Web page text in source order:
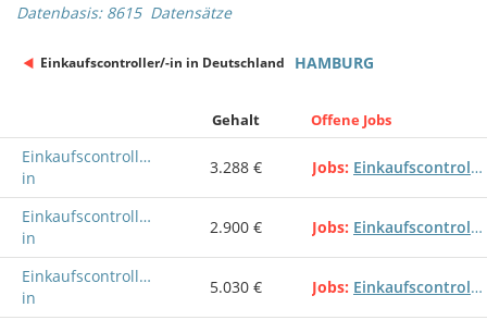
Datenbasis: 8615 Datensätze
Einkaufscontroller/-in in Deutschland HAMBURG
Gehalt Offene Jobs
Einkaufscontroller/-
in
3.288 € Jobs Einkaufscontroller/-in
Einkaufscontroller/-
in
2.900 € Jobs Einkaufscontroller/-in
Einkaufscontroller/-
in
5.030 € Jobs Einkaufscontroller/-in